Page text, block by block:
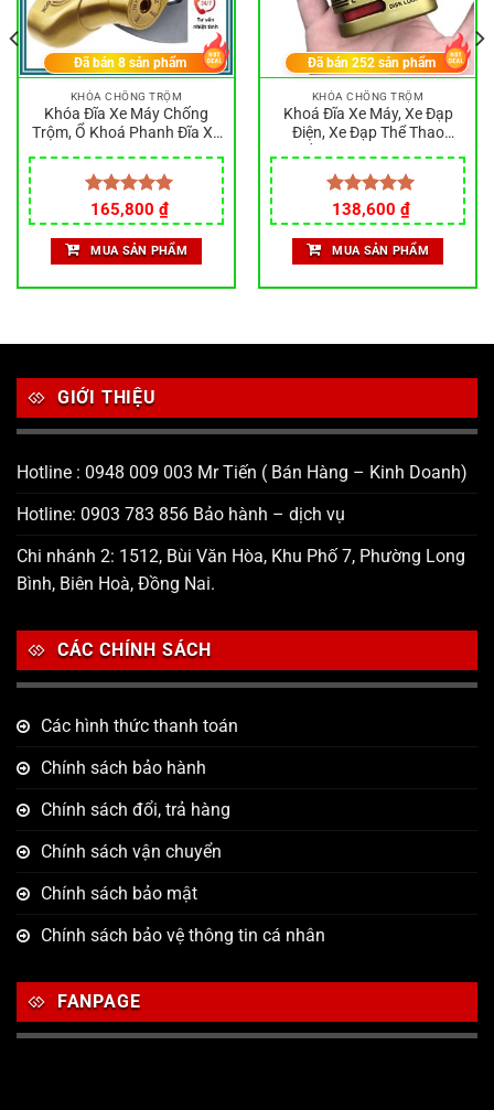
KHÓA CHỐNG TRỘM
Khóa Đĩa Xe Máy Chống
Trộm, Ổ Khoá Phanh Đĩa Xe
Được xếp
hạng5.00
5 sao
165,800 ₫
Đã bán8 sản phẩm
MUA SẢN PHẨM
KHÓA CHỐNG TRỘM
Khoá Đĩa Xe Máy, Xe Đạp
Điện, Xe Đạp Thể Thao
Cao Cấp Chống Cắt, Khóa
Đĩa Chống Trộm
Được xếp
hạng5.00
5 sao
Giá
gốc
là:
140,000 ₫.
138,600 ₫Giá
hiện
tại
là:
138,600 ₫.
Đã bán252 sản phẩm
MUA SẢN PHẨM
GIỚI THIỆU
Hotline : 0948 009 003 Mr Tiến ( Bán Hàng – Kinh Doanh)
Hotline: 0903 783 856 Bảo hành – dịch vụ
Chi nhánh 2: 1512, Bùi Văn Hòa, Khu Phố 7, Phường Long
Bình, Biên Hoà, Đồng Nai.
CÁC CHÍNH SÁCH
Các hình thức thanh toán
Chính sách bảo hành
Chính sách đổi, trả hàng
Chính sách vận chuyển
Chính sách bảo mật
Chính sách bảo vệ thông tin cá nhân
FANPAGE